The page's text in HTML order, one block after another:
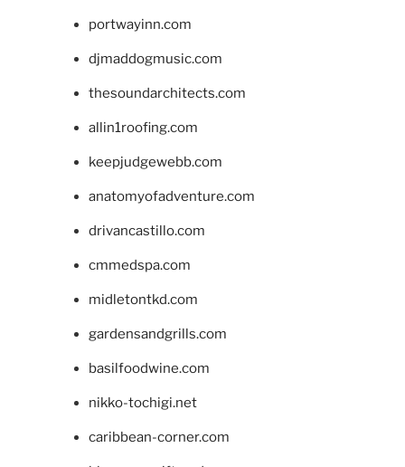
portwayinn.com
djmaddogmusic.com
thesoundarchitects.com
allin1roofing.com
keepjudgewebb.com
anatomyofadventure.com
drivancastillo.com
cmmedspa.com
midletontkd.com
gardensandgrills.com
basilfoodwine.com
nikko-tochigi.net
caribbean-corner.com